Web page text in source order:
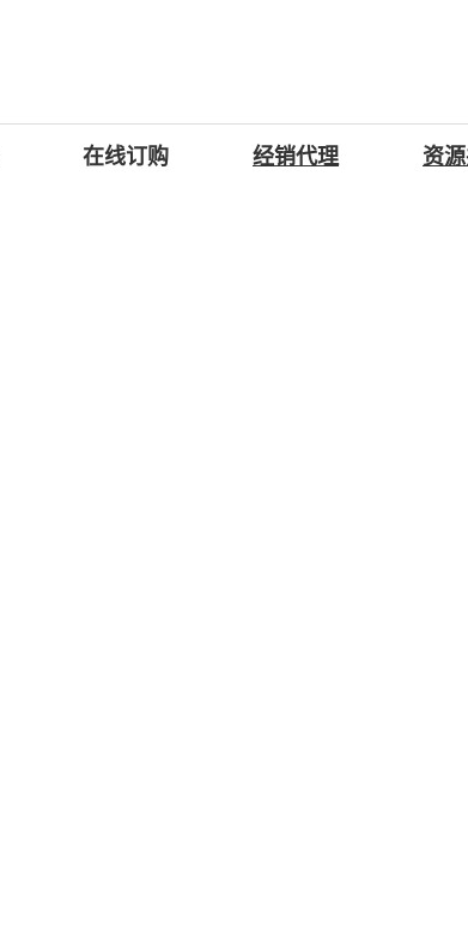
在线订购 经销代理 资